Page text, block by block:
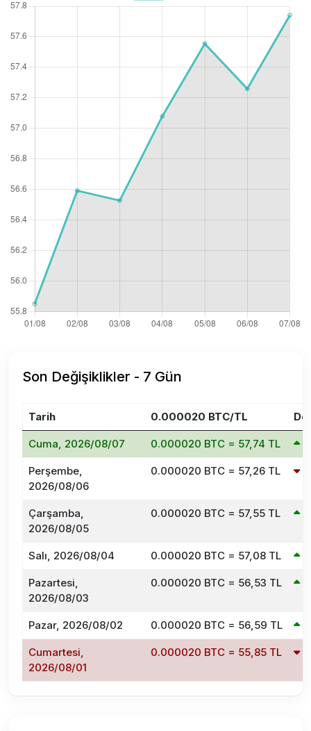
Son Değişiklikler - 7 Gün
Tarih 0.000020 BTC/TL
Cuma, 2026/08/07 0.000020 BTC = 57,74 TL
Perşembe,
2026/08/06
0.000020 BTC = 57,26 TL
Çarşamba,
2026/08/05
0.000020 BTC = 57,55 TL
Salı, 2026/08/04 0.000020 BTC = 57,08 TL
Pazartesi,
2026/08/03
0.000020 BTC = 56,53 TL
Pazar, 2026/08/02 0.000020 BTC = 56,59 TL
Cumartesi,
2026/08/01
0.000020 BTC = 55,85 TL